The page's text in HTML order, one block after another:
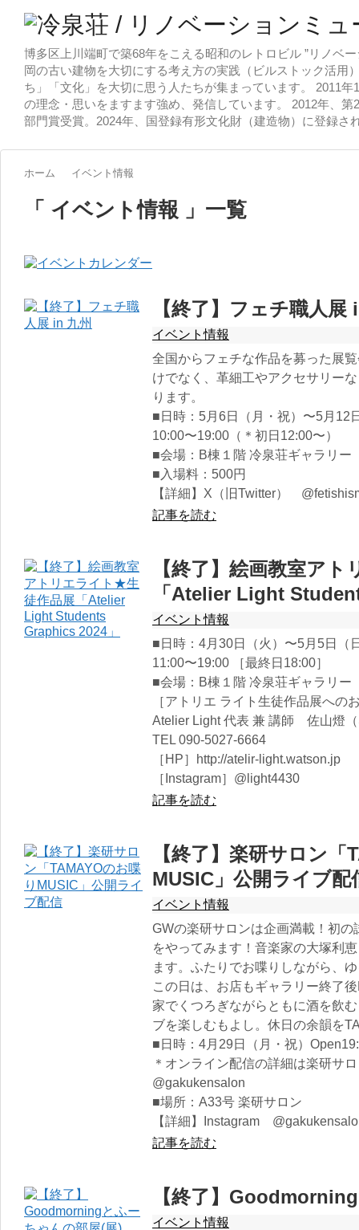
博多区上川端町で築68年をこえる昭和のレトロビル ”リノベ
岡の古い建物を大切にする考え方の実践（ビルストック活用
ち」「文化」を大切に思う人たちが集まっています。 2011
の理念・思いをますます強め、発信しています。 2012年、
部門賞受賞。2024年、国登録有形文化財（建造物）に登録さ
ホーム イベント情報
「 イベント情報 」一覧
【終了】フェチ職人展
イベント情報
全国からフェチな作品を募った展
けでなく、革細工やアクセサリー
ります。
■日時：5月6日（月・祝）〜5月12
10:00〜19:00（＊初日12:00〜）
■会場：B棟１階 冷泉荘ギャラリー
■入場料：500円
【詳細】X（旧Twitter）
記事を読む
【終了】絵画教室ア
「Atelier Light
イベント情報
■日時：4月30日（火）〜5月5日（
11:00〜19:00 ［最終日18:00］
■会場：B棟１階 冷泉荘ギャラリー
［アトリエ ライト生徒作品展への
Atelier Light 代表 兼 講師 佐山燈（
TEL 090-5027-6664
［HP］http://atelir-light.watson.jp
［Instagram］@light4430
記事を読む
【終了】楽研サロン「
MUSIC」公開ライブ配
イベント情報
GWの楽研サロンは企画満載！初
をやってみます！音楽家の大塚利
ます。ふたりでお喋りしながら、
この日は、お店もギャラリー終了
家でくつろぎながらともに酒を飲
ブを楽しむもよし。休日の余韻を
■日時：4月29日（月・祝）
＊オンライン配信の詳細は楽研
@gakukensalon
■場所：A33号 楽研サロン
【詳細】Instagram
記事を読む
【終了】
イベント情報